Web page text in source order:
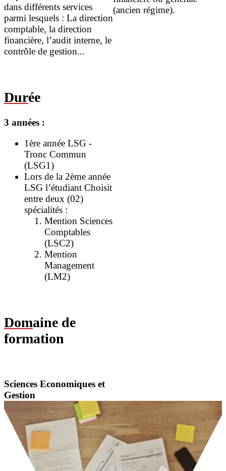
dans différents services
parmi lesquels : La direction
comptable, la direction
financière, l’audit interne, le
contrôle de gestion...
Durée
3 années :
1ère année LSG -
Tronc Commun
(LSG1)
Lors de la 2ème année
LSG l’étudiant Choisit
entre deux (02)
spécialités :
Mention Sciences
Comptables
(LSC2)
Mention
Management
(LM2)
Domaine de
formation
Sciences Economiques et
Gestion
(ancien régime).